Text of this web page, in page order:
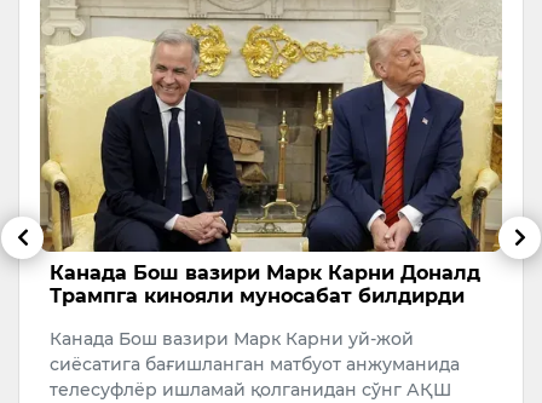
Канада Бош вазири Марк Карни Доналд
Трампга кинояли муносабат билдирди
Канада Бош вазири Марк Карни уй-жой
сиёсатига бағишланган матбуот анжуманида
телесуфлёр ишламай қолганидан сўнг АҚШ